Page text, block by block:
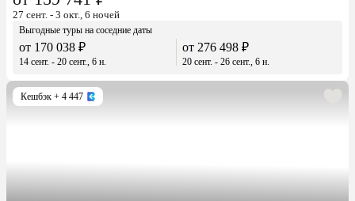
27 сент. - 3 окт., 6 ночей
Выгодные туры на соседние даты
от 170 038 ₽
14 сент. - 20 сент., 6 н.
от 276 498 ₽
20 сент. - 26 сент., 6 н.
Кешбэк + 4 447